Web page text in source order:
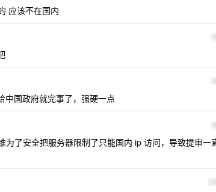
应该不在国内
7
8
中国政府就完事了，强硬一点
9
了安全把服务器限制了只能国内 ip 访问，导致提审一
10